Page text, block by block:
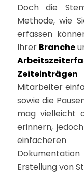
Doch die
Methode, wie
erfassen
Ihrer Branche
Zeiteinträgen
Mitarbeiter
sowie die
mag vielleicht
erinnern,
Erstellung von